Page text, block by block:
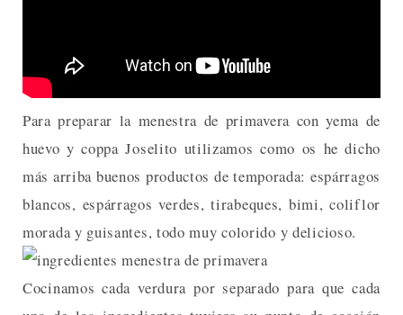
Para preparar la menestra de primavera con yema de
huevo y coppa Joselito utilizamos como os he dicho
más arriba buenos productos de temporada: espárragos
blancos, espárragos verdes, tirabeques, bimi, coliflor
morada y guisantes, todo muy colorido y delicioso.
Cocinamos cada verdura por separado para que cada